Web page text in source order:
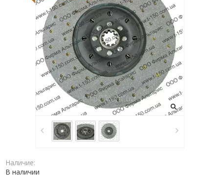
Наличие:
В наличии